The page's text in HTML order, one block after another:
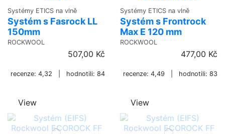
Systémy ETICS na vlně
Systém s Fasrock LL
150mm
ROCKWOOL
507,00 Kč
recenze: 4,32 | hodnotili: 84
View
Systémy ETICS na vlně
Systém s Frontrock
Max E 120 mm
ROCKWOOL
477,00 Kč
recenze: 4,49 | hodnotili: 83
View